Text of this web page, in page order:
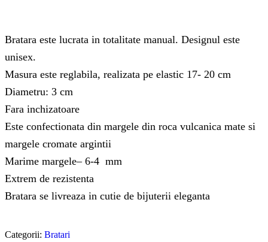
Bratara este lucrata in totalitate manual. Designul este
unisex.
Masura este reglabila, realizata pe elastic 17- 20 cm
Diametru: 3 cm
Fara inchizatoare
Este confectionata din margele din roca vulcanica mate si
margele cromate argintii
Marime margele– 6-4 mm
Extrem de rezistenta
Bratara se livreaza in cutie de bijuterii eleganta
Categorii: Bratari